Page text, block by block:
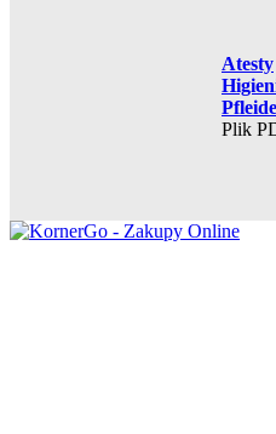
Atesty
Plik